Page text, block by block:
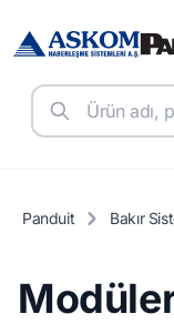
Panduit Bakır